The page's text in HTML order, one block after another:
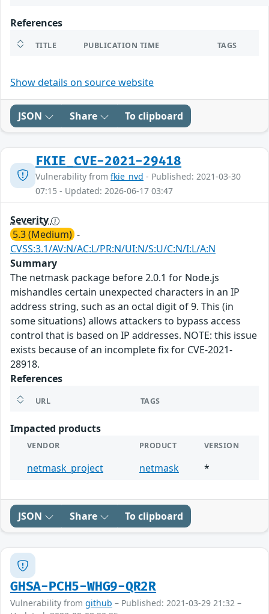
References
TITLE PUBLICATION TIME TAGS
Show details on source website
JSON Share To clipboard
FKIE_CVE-2021-29418
Vulnerability from fkie_nvd - Published: 2021-03-30
07:15 - Updated: 2026-06-17 03:47
Severity
5.3 (Medium) -
CVSS:3.1/AV:N/AC:L/PR:N/UI:N/S:U/C:N/I:L/A:N
Summary
The netmask package before 2.0.1 for Node.js
mishandles certain unexpected characters in an IP
address string, such as an octal digit of 9. This (in
some situations) allows attackers to bypass access
control that is based on IP addresses. NOTE: this issue
exists because of an incomplete fix for CVE-2021-
28918.
References
URL TAGS
Impacted products
VENDOR PRODUCT VERSION
netmask_project netmask *
JSON Share To clipboard
GHSA-PCH5-WHG9-QR2R
Vulnerability from github – Published: 2021-03-29 21:32 –